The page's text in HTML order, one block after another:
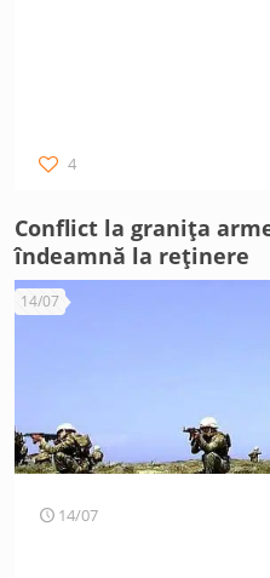
4
Conflict la granița
îndeamnă la reținere
14/07
14/07